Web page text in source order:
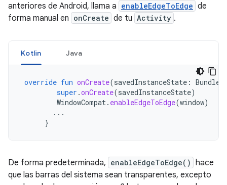
anteriores de Android, llama a enableEdgeToEdge de
forma manual en onCreate de tu Activity .
Kotlin Java
override fun onCreate(savedInstanceState :
super .onCreate(savedInstanceState)
WindowCompat . enableEdgeToEdge(window)
...
}
De forma predeterminada, enableEdgeToEdge()
hace
que las barras del sistema sean transparentes, excepto